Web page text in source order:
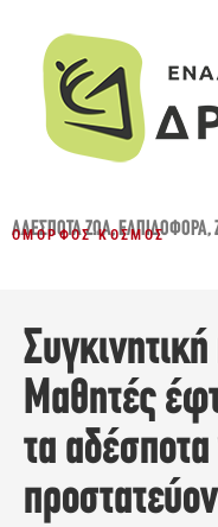
ΑΔΈΣΠΟΤΑ ΖΏΑ,ΕΛΠΙΔΟΦΌΡΑ,
ΌΜΟΡΦΟΣ ΚΌΣΜΟΣ
Μαθητές
τα αδέσποτα